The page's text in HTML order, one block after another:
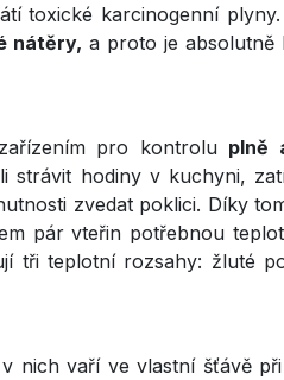
toxické karcinogenní
nátěry, a proto je absolutně
pro kontrolu plně
hodiny v kuchyni,
zvedat poklici. Díky
pár vteřin potřebnou
tři teplotní rozsahy: žluté
nich vaří ve vlastní šťávě